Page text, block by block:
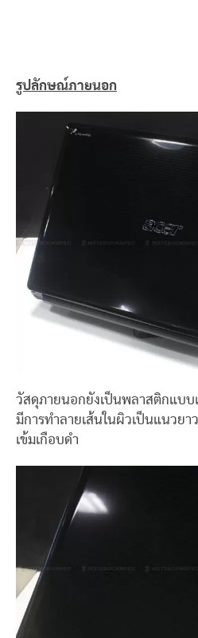
รูปลักษณ์ภายนอก
วัสดุภายนอกยังเป็นพลาสติกแบบ
มีการทำลายเส้นในผิวเป็นแนวยา
เข้มเกือบดำ